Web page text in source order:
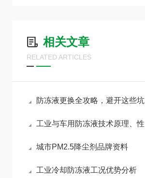
相关文章
RELATED ARTICLES
防冻液更换全攻略，避开这些坑，护好发动机
工业与车用防冻液技术原理、性能指标及应用发展
城市PM2.5降尘剂品牌资料
工业冷却防冻液工况优势分析